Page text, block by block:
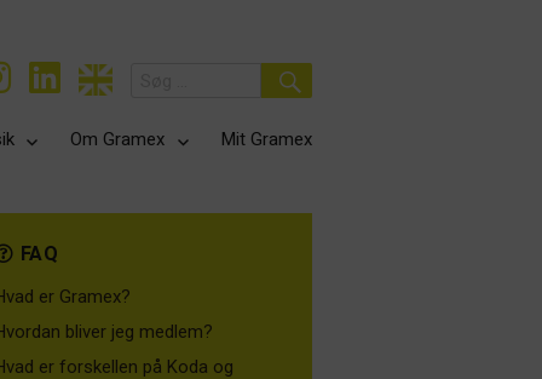
Om Gramex Mit Gramex
FAQ
er Gramex?
bliver jeg medlem?
er forskellen på Koda og